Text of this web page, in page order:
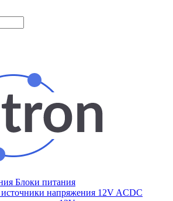
Блоки питания
ACDC